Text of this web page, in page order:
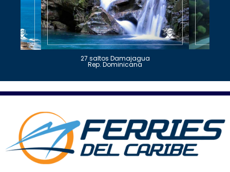
27 saltos Damajagua
Rep. Dominicana